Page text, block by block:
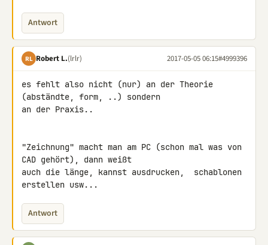
Antwort
RL Robert L.(lrlr) 2017-05-05 06:15#4999396
es fehlt also nicht (nur) an der Theorie
(abständte, form, ..) sondern
an der Praxis..
"Zeichnung" macht man am PC (schon mal was von
CAD gehört), dann weißt
auch die länge, kannst ausdrucken,  schablonen
erstellen usw...
Antwort